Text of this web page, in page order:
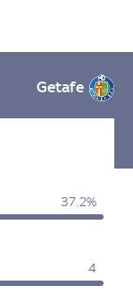
Getafe
37.2%
4